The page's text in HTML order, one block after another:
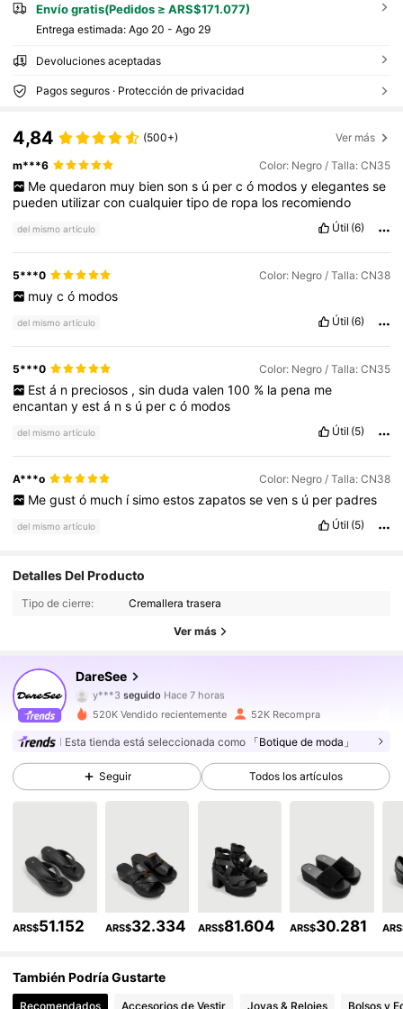
Envío gratis(Pedidos ≥ ARS$171.077)
Entrega estimada: Ago 20 - Ago 29
Devoluciones aceptadas
Pagos seguros · Protección de privacidad
4,84 (500+) Ver más
m***6 Color: Negro / Talla: CN35
Me quedaron muy bien son s ú per c ó modos y elegantes se
pueden utilizarconcualquiertipode ropa los recomiendo
del mismo artículo Útil (6)
5***0 Color: Negro / Talla: CN38
muy c ó modos
del mismo artículo Útil (6)
5***0 Color: Negro / Talla: CN35
Est á n preciosos , sin duda valen 100 % la pena me
encantanyestá ns ú percó modos
del mismo artículo Útil (5)
A***o Color: Negro / Talla: CN38
Me gust ó much ísimo estos zapatos se ven s ú per padres
del mismo artículo Útil (5)
Detalles Del Producto
Tipo de cierre: Cremallera trasera
Ver más
DareSee
4,84 100K Seguidores
y***3 seguido Hace 7 horas
4,84
100K Seguidores
4,84 100K Seguidores
100K Seguidores
100K Seguidores
4,84 100K Seguidores
520K Vendido recientemente 52K Recompra
Esta tienda está seleccionada como 「Botique de moda」
Seguir Todos los artículos
ARS$51.152 ARS$32.334 ARS$81.604 ARS$30.281
También Podría Gustarte
Recomendados Accesorios de Vestir Joyas & Relojes Bolsos y